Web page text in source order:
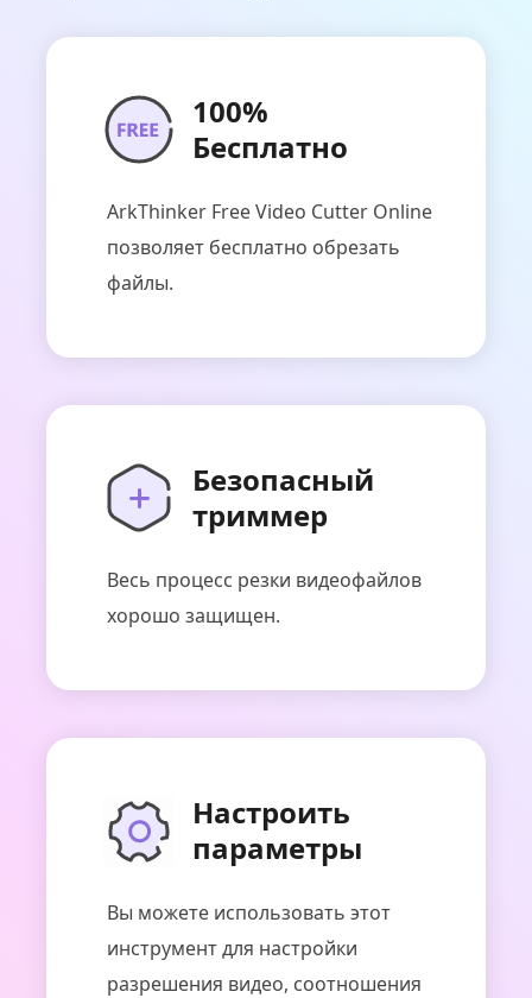
100%
Бесплатно
ArkThinker Free Video Cutter Online
позволяет бесплатно обрезать
файлы.
Безопасный
триммер
Весь процесс резки видеофайлов
хорошо защищен.
Настроить
параметры
Вы можете использовать этот
инструмент для настройки
разрешения видео, соотношения